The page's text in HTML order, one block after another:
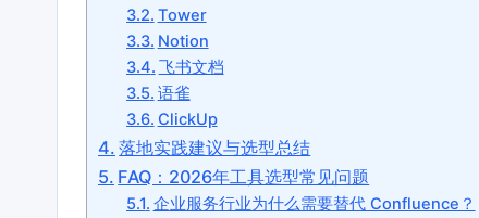
Tower
Notion
飞书文档
语雀
ClickUp
落地实践建议与选型总结
FAQ：2026年工具选型常见问题
企业服务行业为什么需要替代 Confluence？